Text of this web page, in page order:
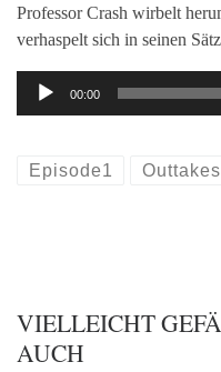
Professor Crash wirbelt
verhaspelt sich in seinen
Audio-
00:00
Episode1 Outtakes
VIELLEICHT
AUCH